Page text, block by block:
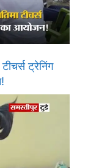
ट्रेनिंग